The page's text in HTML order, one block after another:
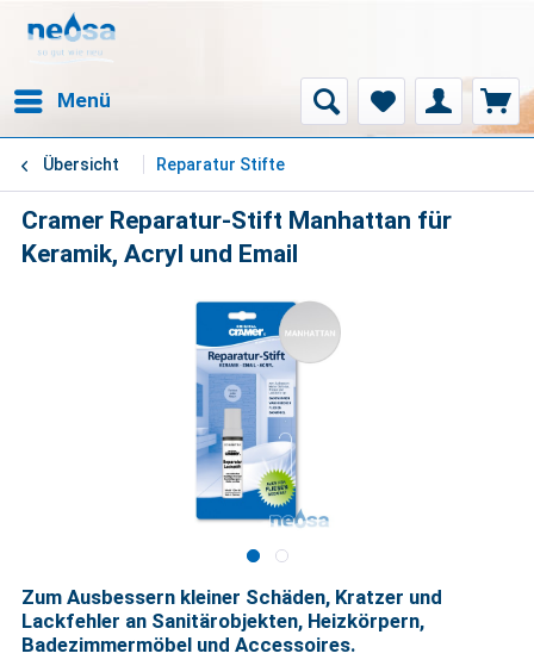
Menü
Übersicht Reparatur Stifte
Cramer Reparatur-Stift Manhattan für
Keramik, Acryl und Email
Zum Ausbessern kleiner Schäden, Kratzer und
Lackfehler an Sanitärobjekten, Heizkörpern,
Badezimmermöbel und Accessoires.